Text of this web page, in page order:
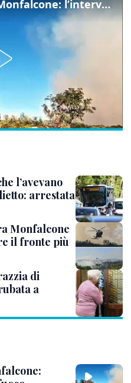
Incendio tra Duino e Monfalcone: l’intervento dei vigili del fuoco
l’avevano
arrestata
Monfalcone
il fronte più
di
a